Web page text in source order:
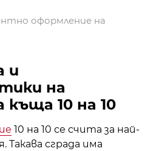
оформление на
и
на
10 на 10
10 на 10 се счита за най-
Такава сграда има